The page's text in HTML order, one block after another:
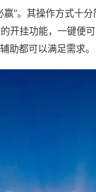
”。其操作方式十
开挂功能，一键便
助都可以满足需求。